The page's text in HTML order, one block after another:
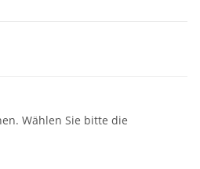
Wählen Sie bitte die